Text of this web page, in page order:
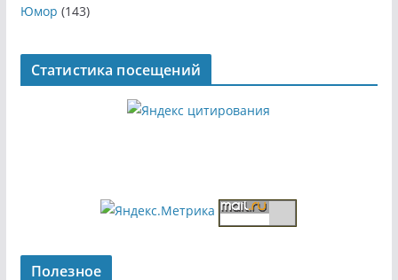
Юмор (143)
Статистика посещений
Полезное